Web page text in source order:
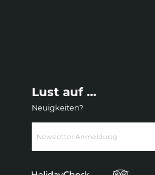
Lust auf …
Neuigkeiten?
Newsletter Anmeldung